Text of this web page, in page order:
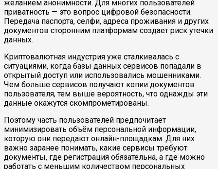
желанием анонимности. Для многих пользователей
приватность — это вопрос цифровой безопасности.
Передача паспорта, селфи, адреса проживания и других
документов сторонним платформам создает риск утечки
данных.
Криптовалютная индустрия уже сталкивалась с
ситуациями, когда базы данных сервисов попадали в
открытый доступ или использовались мошенниками.
Чем больше сервисов получают копии документов
пользователя, тем выше вероятность, что однажды эти
данные окажутся скомпрометированы.
Поэтому часть пользователей предпочитает
минимизировать объём персональной информации,
которую они передают онлайн-площадкам. Для них
важно заранее понимать, какие сервисы требуют
документы, где регистрация обязательна, а где можно
работать с меньшим количеством персональных